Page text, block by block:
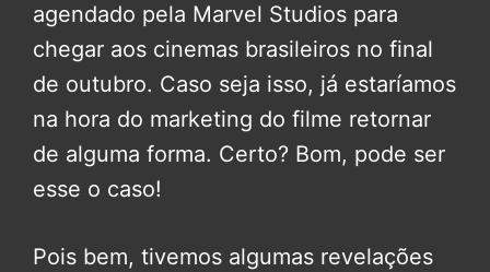
agendado pela Marvel Studios para
chegar aos cinemas brasileiros no final
de outubro. Caso seja isso, já estaríamos
na hora do marketing do filme retornar
de alguma forma. Certo? Bom, pode ser
esse o caso!
Pois bem, tivemos algumas revelações